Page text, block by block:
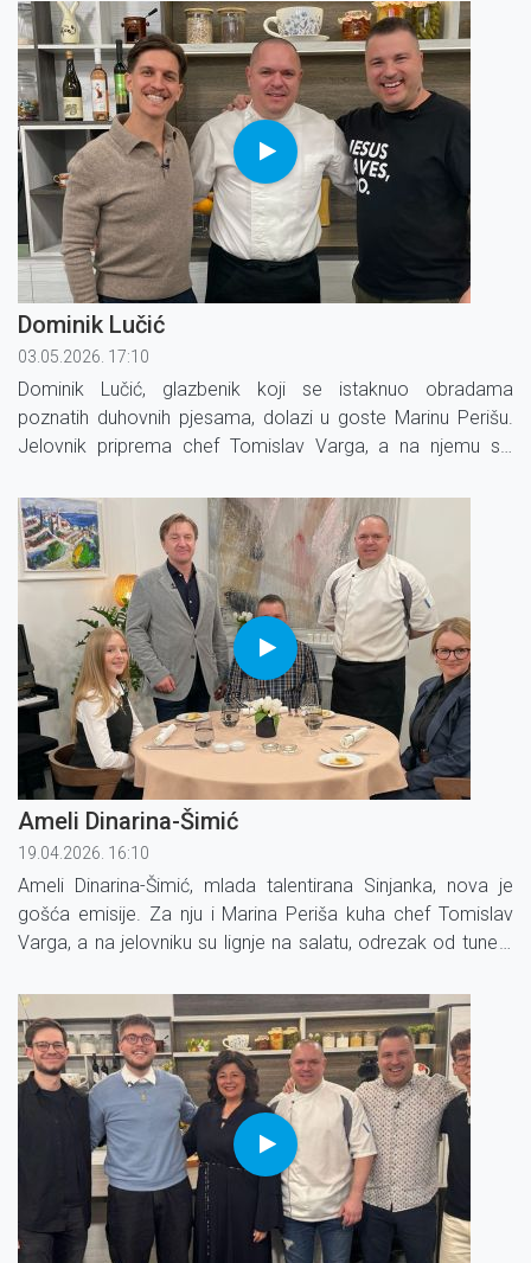
Dominik Lučić
03.05.2026. 17:10
Dominik Lučić, glazbenik koji se istaknuo obradama
poznatih duhovnih pjesama, dolazi u goste Marinu Perišu.
Jelovnik priprema chef Tomislav Varga, a na njemu su:
voće s čokoladom.
Ameli Dinarina-Šimić
19.04.2026. 16:10
Ameli Dinarina-Šimić, mlada talentirana Sinjanka, nova je
gošća emisije. Za nju i Marina Periša kuha chef Tomislav
Varga, a na jelovniku su lignje na salatu, odrezak od tune s